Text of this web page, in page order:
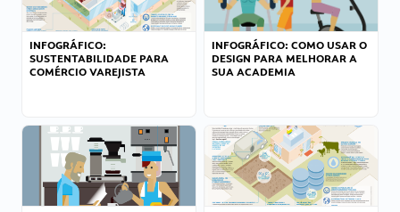
INFOGRÁFICO:
SUSTENTABILIDADE PARA
COMÉRCIO VAREJISTA
INFOGRÁFICO: COMO USAR O
DESIGN PARA MELHORAR A
SUA ACADEMIA